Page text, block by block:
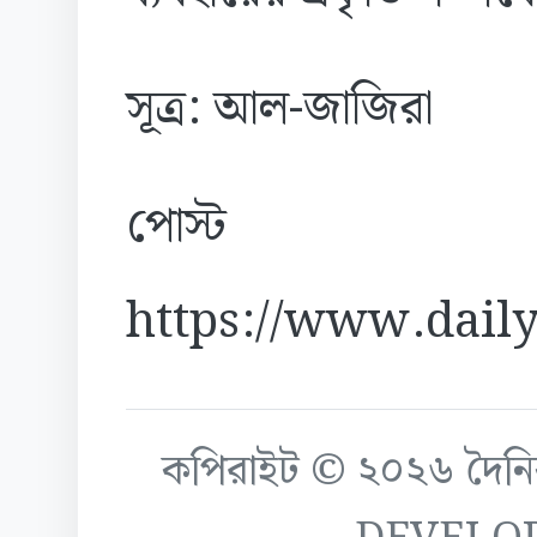
সূত্র: আল-জাজিরা
https://
কপিরাইট © ২০২৬